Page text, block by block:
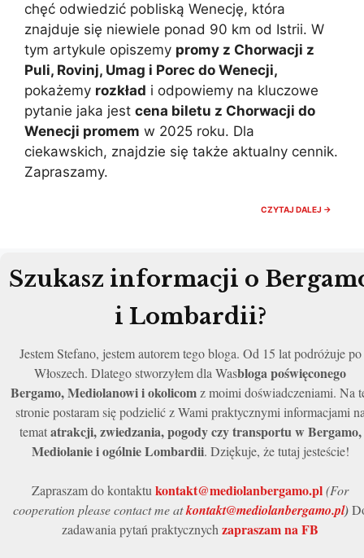
chęć odwiedzić pobliską Wenecję, która
znajduje się niewiele ponad 90 km od Istrii. W
tym artykule opiszemy promy z Chorwacji z
Puli, Rovinj, Umag i Porec do Wenecji,
pokażemy rozkład i odpowiemy na kluczowe
pytanie jaka jest cena biletu z Chorwacji do
Wenecji promem w 2025 roku. Dla
ciekawskich, znajdzie się także aktualny cennik.
Zapraszamy.
CZYTAJ DALEJ →
ROVINJ
2025
Szukasz informacji o
i Lombardii?
Jestem Stefano, jestem autorem tego bloga. Od 15 lat podróżuje po
Włoszech. Dlatego stworzyłem dla Wasbloga poświęconego
Bergamo, Mediolanowi i okolicomz moimi doświadczeniami. Na
stronie postaram się podzielić z Wami praktycznymi informacjami
tematatrakcji, zwiedzania, pogody czy transportu w Bergamo,
Mediolanie i ogólnie Lombardii. Dziękuje, że tutaj jesteście!
Zapraszam do kontaktu kontakt@mediolanbergamo.pl(For
cooperation please contact me atkontakt@mediolanbergamo.pl)
zadawania pytań praktycznych zapraszam na FB